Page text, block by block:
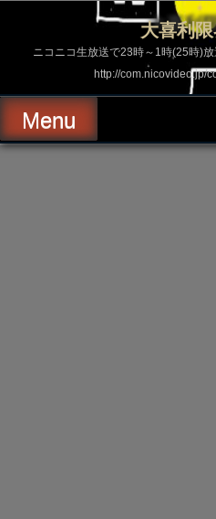
ス
ッ
プ
大喜利
ニコニコ生放送で23時～1時(25時)
http://com.nicovideo.jp/
Menu